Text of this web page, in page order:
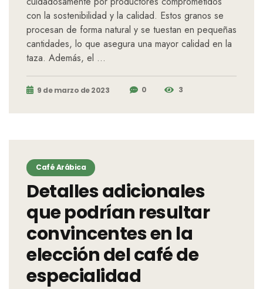
con la sostenibilidad y la calidad. Estos granos se
procesan de forma natural y se tuestan en pequeñas
cantidades, lo que asegura una mayor calidad en la
taza. Además, el …
9 de marzo de 2023 0 3
Café Arábica
Detalles adicionales
que podrían resultar
convincentes en la
elección del café de
especialidad